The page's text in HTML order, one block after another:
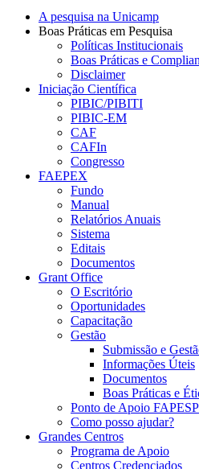
A pesquisa na Unicamp
Boas Práticas em Pesquisa
Políticas Institucionais
Boas Práticas e
Disclaimer
Iniciação Científica
PIBIC/PIBITI
PIBIC-EM
CAF
CAFIn
Congresso
FAEPEX
Fundo
Manual
Relatórios Anuais
Sistema
Editais
Documentos
Grant Office
O Escritório
Oportunidades
Capacitação
Gestão
Submissão e
Informações Úteis
Documentos
Boas Práticas e
Ponto de Apoio FAPESP
Como posso ajudar?
Grandes Centros
Programa de Apoio
Centros Credenciados